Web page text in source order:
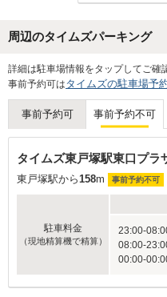
周辺のタイムズパーキング
詳細は駐車場情報をタップしてご確
事前予約可はタイムズの駐車場予
事前予約可 事前予約不可
タイムズ東戸塚駅東口プラ
東戸塚駅から158m 事前予約不可
駐車料金
（現地精算機で精算）
23:00-
08:00-
00:00-